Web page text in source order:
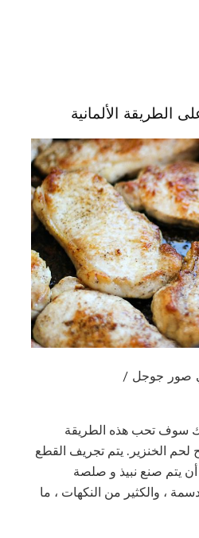
الطريقة الألمانية
صور جوجل /
سوف تحب هذه الطريقة
لحم الخنزير. يتم تجريف القطع
يتم صنع نبيذ و صلصة
، والكثير من النكهات ، ما